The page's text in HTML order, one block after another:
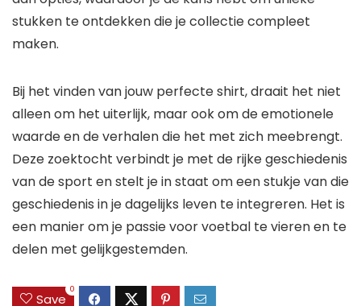
stukken te ontdekken die je collectie compleet
maken.
Bij het vinden van jouw perfecte shirt, draait het niet
alleen om het uiterlijk, maar ook om de emotionele
waarde en de verhalen die het met zich meebrengt.
Deze zoektocht verbindt je met de rijke geschiedenis
van de sport en stelt je in staat om een stukje van die
geschiedenis in je dagelijks leven te integreren. Het is
een manier om je passie voor voetbal te vieren en te
delen met gelijkgestemden.
Save
0